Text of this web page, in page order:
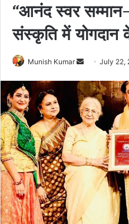
“आनंद स्वर
संस्कृति में योगदान
Munish Kumar
Send
email
July 22,